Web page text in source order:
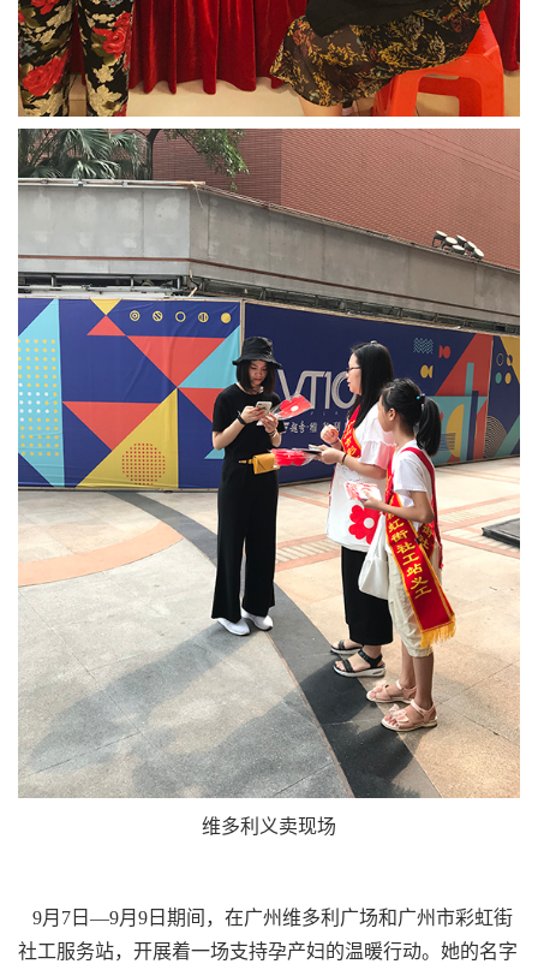
维多利义卖现场
9月7日—9月9日期间，在广州维多利广场和广州市彩虹街
社工服务站，开展着一场支持孕产妇的温暖行动。她的名字